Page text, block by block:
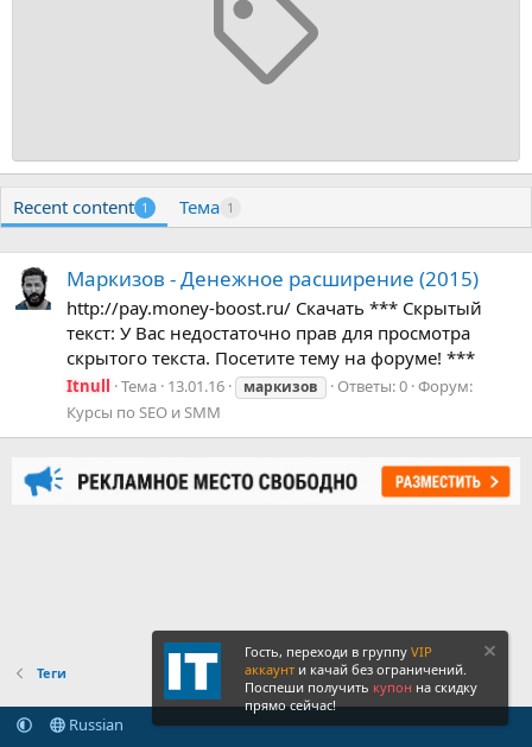
Recent content 1 Тема 1
Маркизов - Денежное расширение (2015)
http://pay.money-boost.ru/ Скачать *** Скрытый
текст: У Вас недостаточно прав для просмотра
скрытого текста. Посетите тему на форуме! ***
Itnull Тема 13.01.16 маркизов Ответы: 0 Форум:
Курсы по SEO и SMM
Теги
Russian
Гость, переходи в группу VIP
аккаунт и качай без ограничений.
Поспеши получить купон на скидку
прямо сейчас!